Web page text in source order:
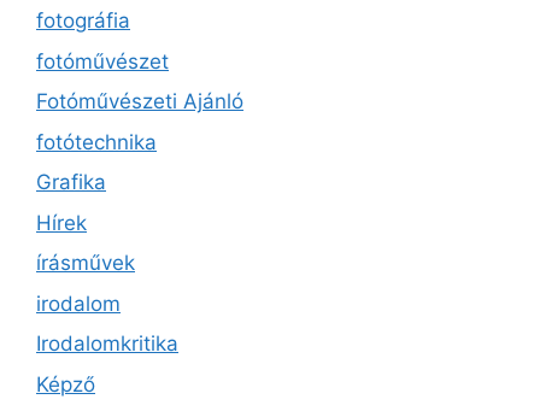
fotográfia
fotóművészet
Fotóművészeti Ajánló
fotótechnika
Grafika
Hírek
írásművek
irodalom
Irodalomkritika
Képző